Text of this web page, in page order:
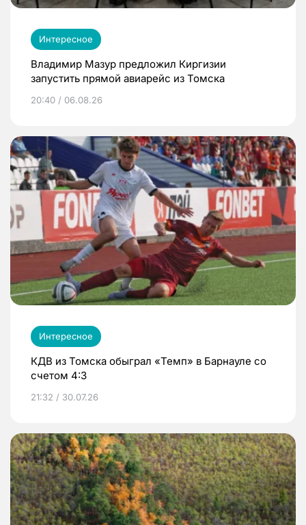
Интересное
Владимир Мазур предложил Киргизии
запустить прямой авиарейс из Томска
20:40 / 06.08.26
Интересное
КДВ из Томска обыграл «Темп» в Барнауле со
счетом 4:3
21:32 / 30.07.26